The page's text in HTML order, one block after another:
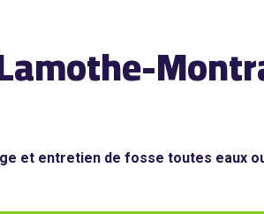
et entretien de fosse toutes eaux